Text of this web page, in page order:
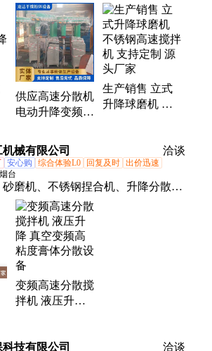
、搅拌球磨机、无重力混合机、实验
万能粉碎机、卧式干法球磨机、卧式
空上料机、行星球磨机、循环搅拌球
机、槽型混合机、方锥混合机、犁刀
混合机、球磨机、螺带桨叶混合机、
螺旋锥形混合机、罐磨机、螺旋输送
供应高速分散机
电动升降变频调
工油墨涂料
生产销售 立式
升降球磨机 不
械有限公司 洽谈
安心购 综合体验L0 回复及时 出价迅速
台
砂磨机、不锈钢捏合机、升降分散
、出料捏合机、干粉混合机、三辊研
变频高速分散搅
拌机 液压升降
技有限公司
洽谈